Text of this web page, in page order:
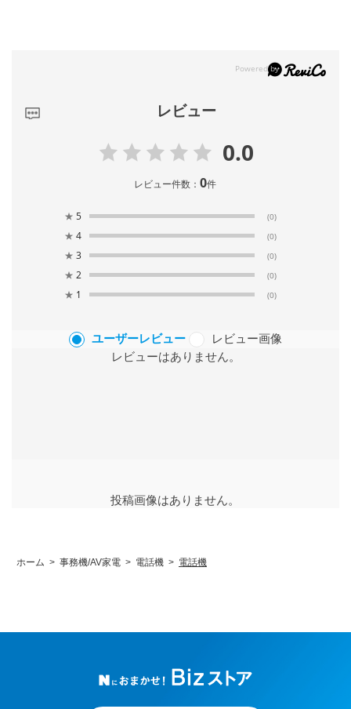
レビュー
0.0
レビュー件数：0件
★ 5 (0)
★ 4 (0)
★ 3 (0)
★ 2 (0)
★ 1 (0)
ユーザーレビュー
レビュー画像
レビューはありません。
投稿画像はありません。
ホーム > 事務機/AV家電 > 電話機 > 電話機